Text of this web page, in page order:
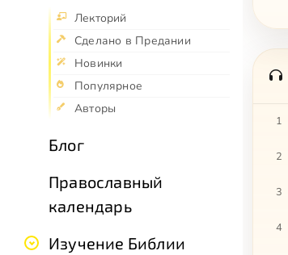
Лекторий
Сделано в Предании
Новинки
Популярное
Авторы
Блог
Православный
календарь
Изучение Библии
1
2
3
4